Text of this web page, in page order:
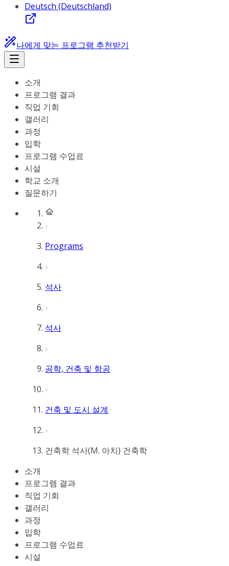
Deutsch (Deutschland)
나에게 맞는 프로그램 추천받기
소개
프로그램 결과
직업 기회
갤러리
과정
입학
프로그램 수업료
시설
학교 소개
질문하기
Programs
석사
석사
공학, 건축 및 항공
건축 및 도시 설계
건축학 석사(M. 아치) 건축학
소개
프로그램 결과
직업 기회
갤러리
과정
입학
프로그램 수업료
시설